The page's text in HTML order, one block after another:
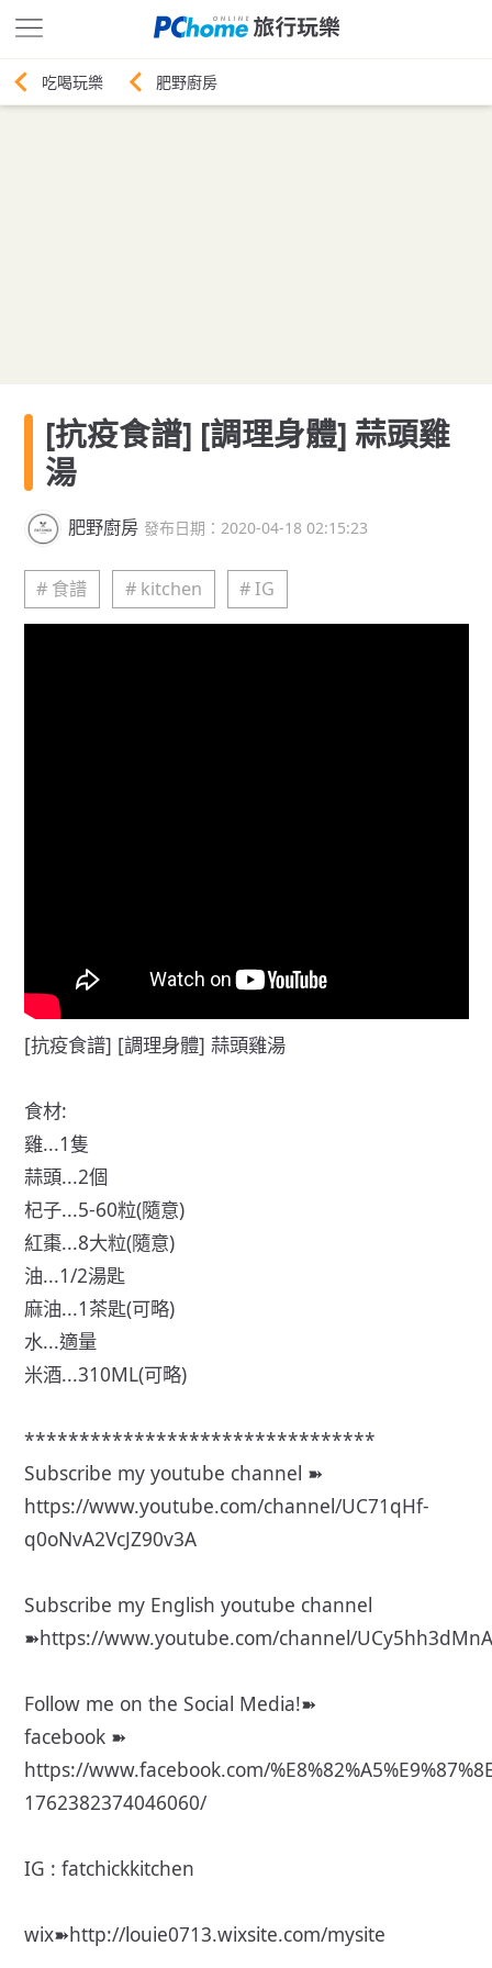
肥野廚房
[抗疫食譜] [調理身體] 蒜頭雞
湯
肥野廚房 發布日期：2020-04-18 02:15:23
# 食譜 # kitchen # IG
[抗疫食譜] [調理身體] 蒜頭雞湯
食材:
雞...1隻
蒜頭...2個
杞子...5-60粒(隨意)
紅棗...8大粒(隨意)
油...1/2湯匙
麻油...1茶匙(可略)
水...適量
米酒...310ML(可略)
********************************
Subscribe my youtube channel ➽
https://www.youtube.com/channel/UC71qHf-
q0oNvA2VcJZ90v3A
Subscribe my English youtube channel
➽https://www.youtube.com/channel/
Follow me on the Social Media!➽
facebook ➽
https://www.facebook.com/%
1762382374046060/
IG : fatchickkitchen
wix➽http://louie0713.wixsite.com/mysite